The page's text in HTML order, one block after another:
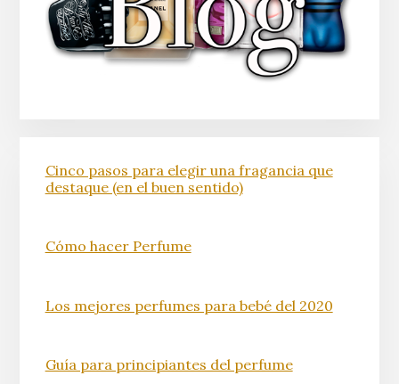
Cinco pasos para elegir una fragancia que
destaque (en el buen sentido)
Cómo hacer Perfume
Los mejores perfumes para bebé del 2020
Guía para principiantes del perfume